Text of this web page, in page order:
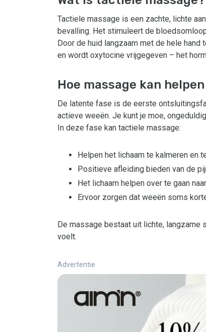
Tactiele massage is een zachte, lichte
bevalling. Het stimuleert de
Door de huid langzaam met de hele
en wordt oxytocine vrijgegeven – het
Hoe massage kan
De latente fase is de eerste
actieve weeën. Je kunt je moe,
In deze fase kan tactiele massage:
Helpen het lichaam te kalmeren en
Positieve afleiding bieden van de
Het lichaam helpen over te gaan
Ervoor zorgen dat weeën soms
De massage bestaat uit lichte, langzame
voelt.
Advertentie